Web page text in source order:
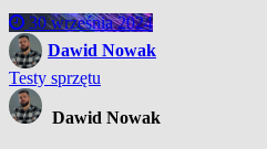
30 września 2024
Dawid Nowak
Testy sprzętu
Dawid Nowak